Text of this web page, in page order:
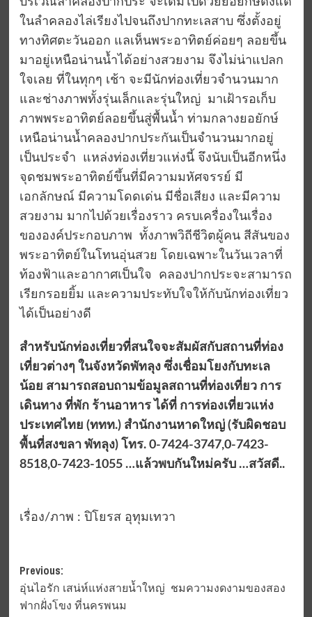
ในลำคลองไล่เรียงไปจนถึงปากทะเลสาบ ซึ่งตั้งอยู่
ทางทิศตะวันออก แลเห็นพระอาทิตย์ค่อยๆ ลอยขึ้น
มาอยู่เหนือน่านน้ำได้อย่างสวยงาม จึงไม่น่าแปลก
ใจเลย ที่ในทุกๆ เช้า จะมีนักท่องเที่ยวจำนวนมาก
และช่างภาพทั้งรุ่นเล็กและรุ่นใหญ่ มาเฝ้ารอเก็บ
ภาพพระอาทิตย์ลอยขึ้นสู่พื้นน้ำ ท่ามกลางยอยักษ์
เหนือน่านน้ำคลองปากประกันเป็นจำนวนมากอยู่
เป็นประจำ แหล่งท่องเที่ยวแห่งนี้ จึงนับเป็นอีกหนึ่ง
จุดชมพระอาทิตย์ขึ้นที่มีความมหัศจรรย์ มี
เอกลักษณ์ มีความโดดเด่น มีชื่อเสียง และมีความ
สวยงาม มากไปด้วยเรื่องราว ครบเครื่องในเรื่อง
ขององค์ประกอบภาพ ทั้งภาพวิถีชีวิตผู้คน สีสันของ
พระอาทิตย์ในโทนอุ่นสวย โดยเฉพาะในวันเวลาที่
ท้องฟ้าและอากาศเป็นใจ คลองปากประจะสามารถ
เรียกรอยยิ้ม และความประทับใจให้กับนักท่องเที่ยว
ได้เป็นอย่างดี
สำหรับนักท่องเที่ยวที่สนใจจะสัมผัสกับสถานที่ท่อง
เที่ยวต่างๆ ในจังหวัดพัทลุง ซึ่งเชื่อมโยงกับทะเล
น้อย สามารถสอบถามข้อมูลสถานที่ท่องเที่ยว การ
เดินทาง ที่พัก ร้านอาหาร ได้ที่ การท่องเที่ยวแห่ง
ประเทศไทย (ททท.) สำนักงานหาดใหญ่ (รับผิดชอบ
พื้นที่สงขลา พัทลุง) โทร. 0-7424-3747,0-7423-
8518,0-7423-1055 …แล้วพบกันใหม่ครับ …สวัสดี..
เรื่อง/ภาพ : ปิโยรส อุทุมเทวา
Post
navigation
Previous:
อุ่นไอรัก เสน่ห์แห่งสายน้ำใหญ่ ชมความงดงามของสอง
ฟากฝั่งโขง ที่นครพนม